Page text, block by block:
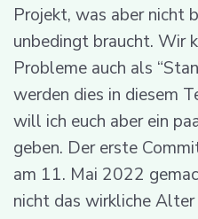
Projekt, was aber nicht
unbedingt braucht. Wir
Probleme auch als
werden dies in diesem
will ich euch aber ein
geben. Der erste
am 11. Mai 2022
nicht das wirkliche